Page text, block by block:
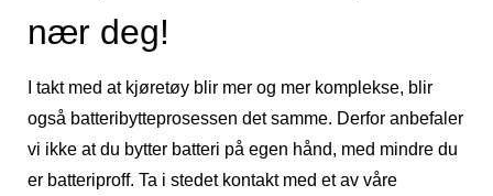
nær deg!
I takt med at kjøretøy blir mer og mer komplekse, blir
også batteribytteprosessen det samme. Derfor anbefaler
vi ikke at du bytter batteri på egen hånd, med mindre du
er batteriproff. Ta i stedet kontakt med et av våre